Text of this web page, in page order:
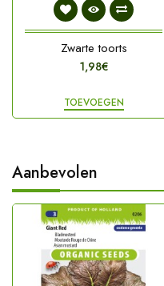
Zwarte toorts
1,98€
TOEVOEGEN
Aanbevolen